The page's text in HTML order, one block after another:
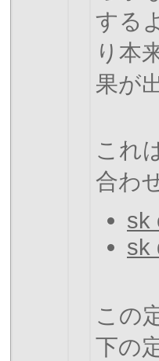
する
り本
果が
これ
合わ
sk
sk
この
下の